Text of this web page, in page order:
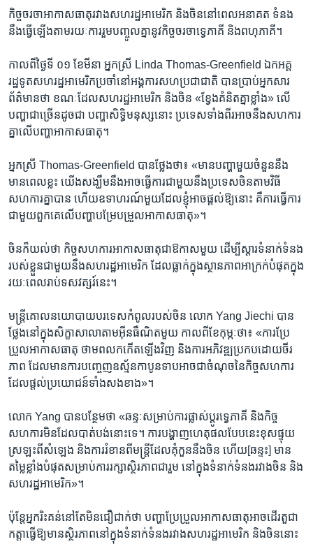
កិច្ចចរចា​អាកាសធាតុ​រវាង​សហរដ្ឋ​អាមេរិក និង​ចិន​នៅ​ពេល​អនាគត​ ទំនង​
នឹង​ធ្វើ​ឡើង​តាម​រយៈ​ការ​រួម​បញ្ចូល​គ្នា​នូវ​កិច្ចចរចា​ទ្វេ​ភាគី និង​ពហុភាគី។
កាលពី​ថ្ងៃទី ០១ ខែ​មីនា អ្នកស្រី Linda Thomas-Greenfield ឯកអគ្គ
រដ្ឋទូត​សហរដ្ឋអាមេរិក​ប្រចាំ​នៅ​អង្គការ​សហប្រជាជាតិ​ បាន​ប្រាប់​អ្នក​សារ
ព័ត៌មាន​ថា ខណៈ​ដែល​សហរដ្ឋអាមេរិក និង​ចិន​ «ខ្វែង​គំនិត​គ្នា​ខ្លាំង» លើ​
បញ្ហា​ជាច្រើន​ដូចជា បញ្ហា​សិទ្ធិ​មនុស្ស​នោះ ប្រទេស​ទាំង​ពីរ​អាច​នឹង​សហការ​
គ្នា​លើ​បញ្ហា​អាកាសធាតុ។​
អ្នកស្រី Thomas-Greenfield ​បាន​ថ្លែង​ថា៖ «មាន​បញ្ហា​មួយ​ចំនួន​នឹង​
មាន​ពេល​ខ្លះ​ យើង​សង្ឃឹម​នឹង​អាច​ធ្វើ​ការ​ជាមួយ​នឹង​ប្រទេស​ចិន​តាម​វិធី​
សហការ​គ្នា​បាន ហើយ​ឧទាហរណ៍​មួយ​ដែល​ខ្ញុំ​អាច​ផ្តល់​ឱ្យ​នោះ ​គឺ​ការ​ធ្វើ​ការ​
ជាមួយ​ពួកគេ​លើ​បញ្ហា​បម្រែបម្រួល​អាកាសធាតុ»។
ចិន​ក៏​យល់​ថា កិច្ចសហការ​អាកាសធាតុ​ជា​ឱកាស​មួយ​ ដើម្បី​ស្តារ​ទំនាក់ទំនង​
របស់​ខ្លួន​ជាមួយ​នឹង​សហរដ្ឋអាមេរិក ដែល​ធ្លាក់​ក្នុង​ស្ថានភាព​អាក្រក់​បំផុត​ក្នុង​
រយៈពេល​រាប់​ទសវត្សរ៍​នេះ។
មន្ត្រី​គោលនយោបាយ​បរទេស​កំពូល​របស់​ចិន លោក Yang Jiechi បាន​
ថ្លែង​នៅ​ក្នុង​សិក្ខាសាលា​តាម​អ៊ីនធឺណិត​មួយ​ កាលពី​ខែ​កុម្ភៈ​ថា៖ «ការប្រែ
ប្រួល​អាកាសធាតុ ថាមពល​កកើត​ឡើង​វិញ និង​ការ​អភិវឌ្ឍ​ប្រកប​ដោយ​ចីរ
ភាព ដែល​មាន​ការ​បញ្ចេញ​ឧស្ម័ន​កាបូន​ទាប​អាច​ជា​ចំណុច​នៃ​កិច្ចសហការ​
ដែល​ផ្តល់​ប្រយោជន៍​ទាំង​សងខាង»។
លោក Yang បាន​បន្ថែម​ថា «ឆន្ទៈ​សម្រាប់​ការ​ផ្លាស់ប្តូរ​ទ្វេភាគី និង​កិច្ច
សហការ​មិន​ដែល​បាត់បង់​នោះ​ទេ។ ការ​បង្ហាញ​ហេតុផល​បែប​នេះ​ខុស​ផ្ទុយ​
ស្រឡះ​ពី​សំឡេង និង​ការ​រំខាន​ពី​មន្ត្រី​ដែល​គុំកួន​នឹង​ចិន ហើយ​[ឆន្ទះ]​ មាន​
តម្លៃ​ខ្លាំង​បំផុត​សម្រាប់​ការ​រក្សា​ស្ថិរភាព​ជា​រួម​ នៅ​ក្នុង​ទំនាក់ទំនង​រវាង​ចិន និង​
សហរដ្ឋអាមេរិក»។
ប៉ុន្តែ​អ្នក​រិះគន់​នៅ​តែ​មិន​ជឿ​ជាក់​ថា បញ្ហា​ប្រែប្រួល​អាកាសធាតុ​អាច​ដើរ​តួ​ជា​
កត្តា​ធ្វើ​ឱ្យ​មាន​ស្ថិរភាព​នៅ​ក្នុង​ទំនាក់ទំនង​រវាង​សហរដ្ឋអាមេរិក និង​ចិន​នោះ​